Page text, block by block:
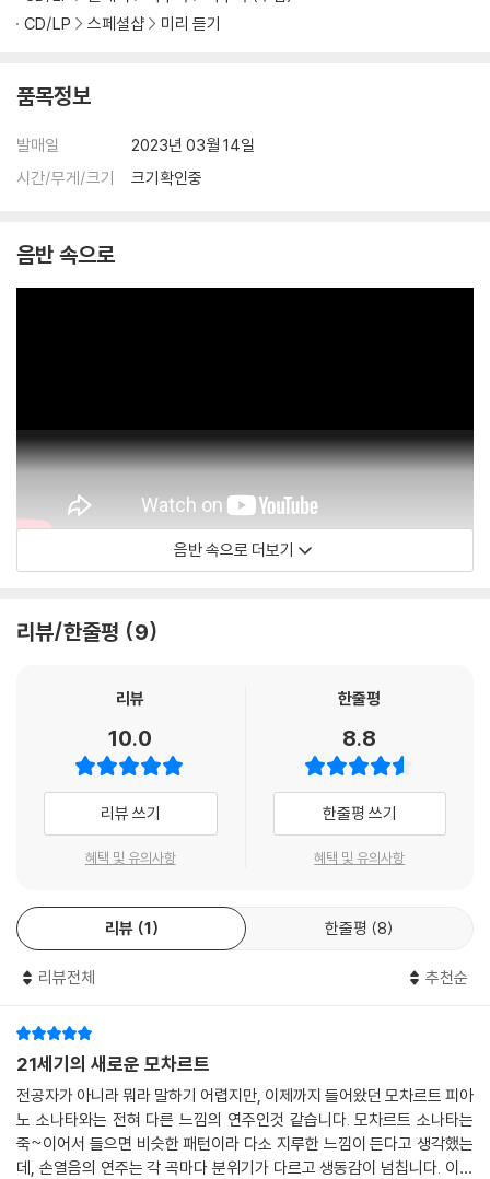
CD/LP
스페셜샵 미리 듣기
품목정보
발매일
2023년 03월 14일
시간/무게/크기
크기확인중
음반 속으로
음반 속으로 더보기
리뷰/한줄평 9
리뷰
10.0
리뷰 쓰기
혜택 및 유의사항
한줄평
8.8
한줄평 쓰기
혜택 및 유의사항
리뷰 1 한줄평 8
리뷰전체 추천순
21세기의 새로운 모차르트
전공자가 아니라 뭐라 말하기 어렵지만, 이제까지 들어왔던 모차르트 피아
노 소나타와는 전혀 다른 느낌의 연주인것 같습니다. 모차르트 소나타는
죽~이어서 들으면 비슷한 패턴이라 다소 지루한 느낌이 든다고 생각했는
데, 손열음의 연주는 각 곡마다 분위기가 다르고 생동감이 넘칩니다. 이전